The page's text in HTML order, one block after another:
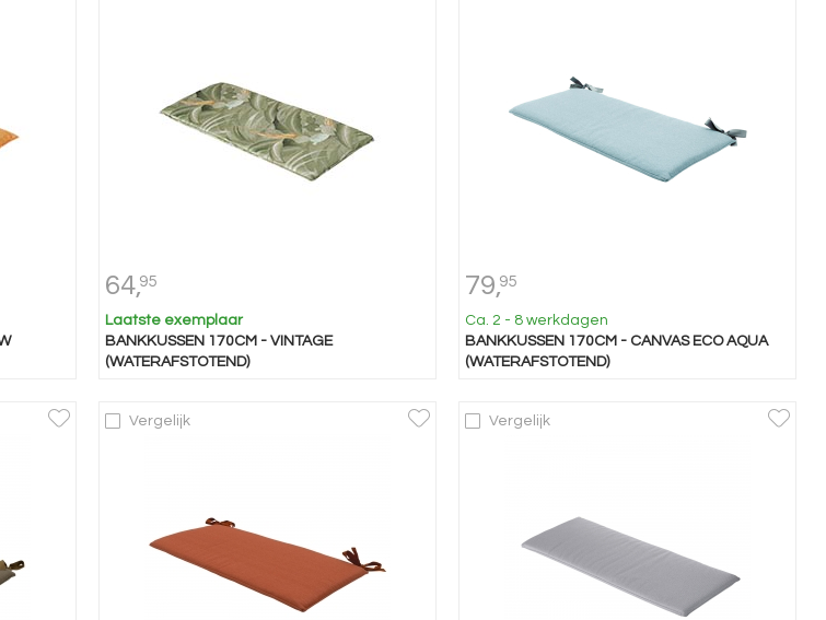
64,95
Laatste exemplaar
BANKKUSSEN 170CM - VINTAGE
(WATERAFSTOTEND)
79,95
Ca. 2 - 8 werkdagen
BANKKUSSEN 170CM - CANVAS ECO AQUA
(WATERAFSTOTEND)
Vergelijk Vergelijk